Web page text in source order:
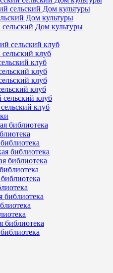
сельский Дом культуры
Дом культуры
Дом культуры
сельский клуб
клуб
клуб
клуб
клуб
клуб
сельский клуб
клуб
библиотека
библиотека
библиотека
библиотека